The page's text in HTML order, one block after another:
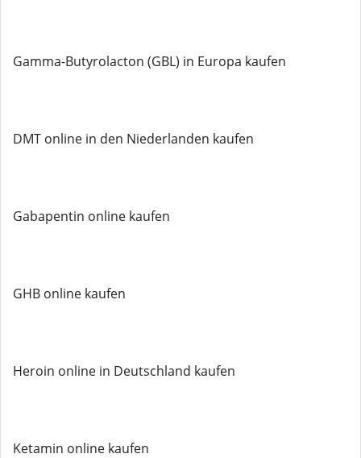
Gamma-Butyrolacton (GBL) in Europa kaufen
DMT online in den Niederlanden kaufen
Gabapentin online kaufen
GHB online kaufen
Heroin online in Deutschland kaufen
Ketamin online kaufen